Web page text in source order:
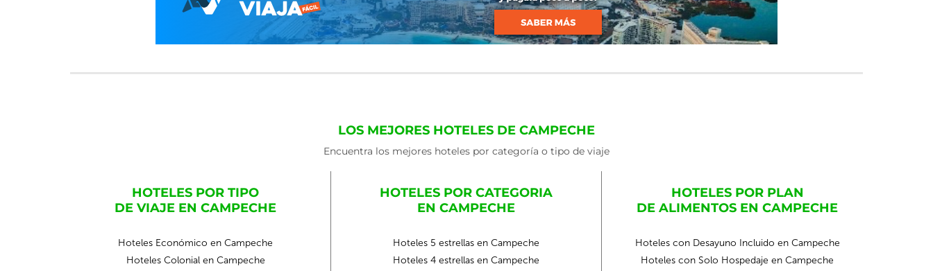
LOS MEJORES HOTELES DE CAMPECHE
Encuentra los mejores hoteles por categoría o tipo de viaje
HOTELES POR TIPO
DE VIAJE EN CAMPECHE
Hoteles Económico en Campeche
Hoteles Colonial en Campeche
HOTELES POR CATEGORIA
EN CAMPECHE
Hoteles 5 estrellas en Campeche
Hoteles 4 estrellas en Campeche
HOTELES POR PLAN
DE ALIMENTOS EN CAMPECHE
Hoteles con Desayuno Incluido en Campeche
Hoteles con Solo Hospedaje en Campeche